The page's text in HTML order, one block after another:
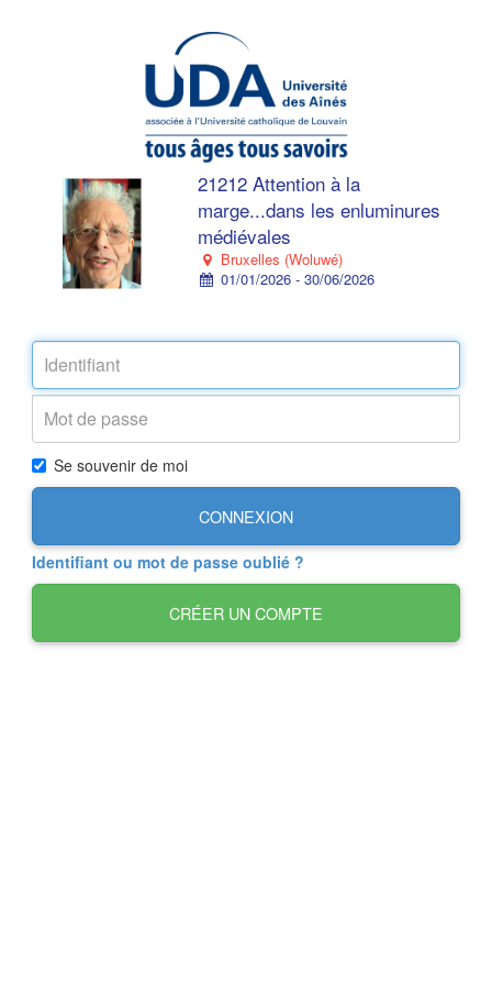
21212 Attention à la
marge...dans les enluminures
médiévales
Bruxelles (Woluwé)
01/01/2026 - 30/06/2026
Se souvenir de moi
CONNEXION
Identifiant ou mot de passe oublié ?
CRÉER UN COMPTE